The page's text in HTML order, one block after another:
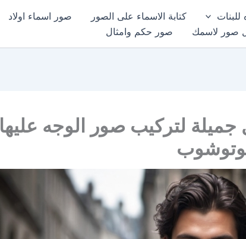
للبنات كتابة الاسماء على الصور صور اسماء اولاد
صور لاسمك صور حكم وامثال
لتركيب صور الوجه عليها